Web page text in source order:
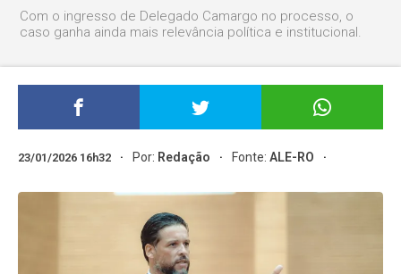
Com o ingresso de Delegado Camargo no processo, o
caso ganha ainda mais relevância política e institucional.
23/01/2026 16h32 Por: Redação Fonte:ALE-RO